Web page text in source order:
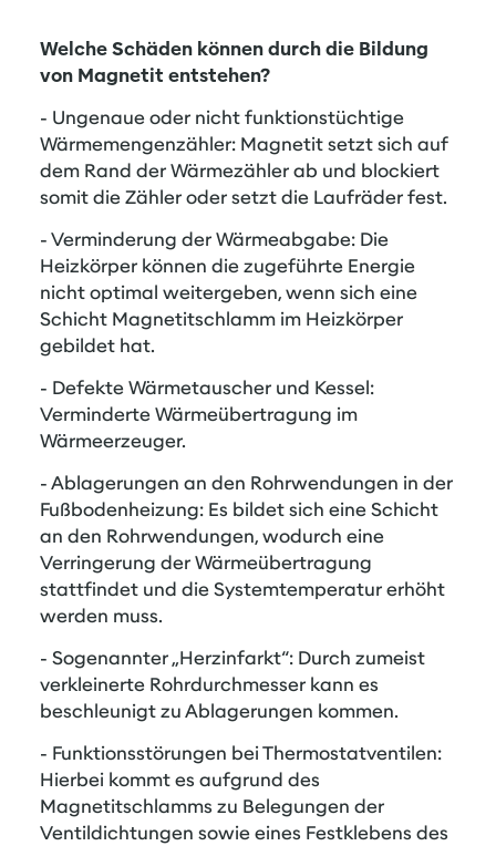
Welche Schäden können durch die Bildung
von Magnetit entstehen?
- Ungenaue oder nicht funktionstüchtige
Wärmemengenzähler: Magnetit setzt sich auf
dem Rand der Wärmezähler ab und blockiert
somit die Zähler oder setzt die Laufräder fest.
- Verminderung der Wärmeabgabe: Die
Heizkörper können die zugeführte Energie
nicht optimal weitergeben, wenn sich eine
Schicht Magnetitschlamm im Heizkörper
gebildet hat.
- Defekte Wärmetauscher und Kessel:
Verminderte Wärmeübertragung im
Wärmeerzeuger.
- Ablagerungen an den Rohrwendungen in der
Fußbodenheizung: Es bildet sich eine Schicht
an den Rohrwendungen, wodurch eine
Verringerung der Wärmeübertragung
stattfindet und die Systemtemperatur erhöht
werden muss.
- Sogenannter „Herzinfarkt“: Durch zumeist
verkleinerte Rohrdurchmesser kann es
beschleunigt zu Ablagerungen kommen.
- Funktionsstörungen bei Thermostatventilen:
Hierbei kommt es aufgrund des
Magnetitschlamms zu Belegungen der
Ventildichtungen sowie eines Festklebens des